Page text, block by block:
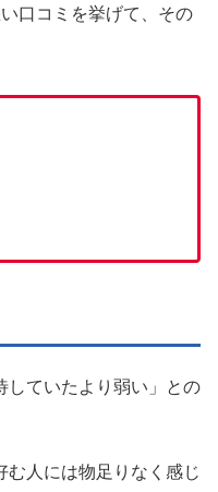
口コミを挙げて、その
していたより弱い」との
む人には物足りなく感じ